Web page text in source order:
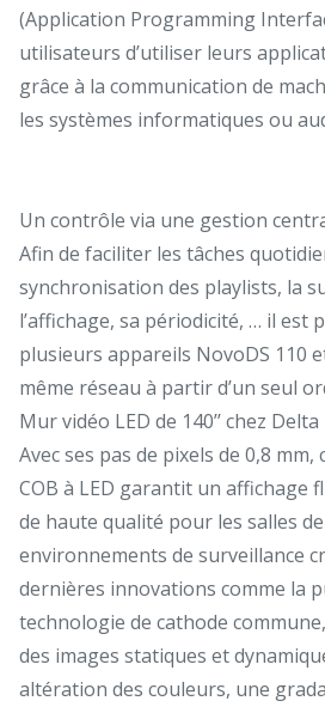
(Application Programming
utilisateurs d’utiliser leurs
grâce à la communication de
les systèmes informatiques ou
Un contrôle via une gestion
Afin de faciliter les tâches
synchronisation des playlists, la
l’affichage, sa périodicité, … il est
plusieurs appareils NovoDS 110
même réseau à partir d’un seul
Mur vidéo LED de 140’’ chez Delta
Avec ses pas de pixels de 0,8
COB à LED garantit un affichage
de haute qualité pour les salles
environnements de surveillance
dernières innovations comme la
technologie de cathode
des images statiques et
altération des couleurs, une